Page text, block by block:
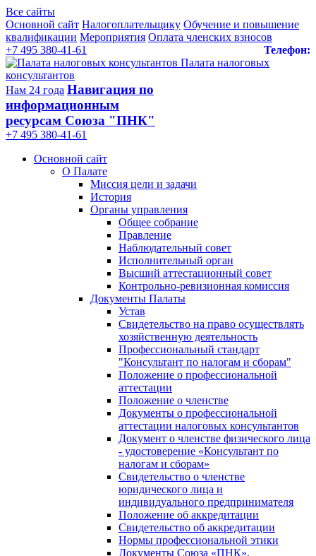
Все сайты
Основной сайт Налогоплательщику Обучение и повышение
квалификации Мероприятия Оплата членских взносов
Телефон:
+7 495 380-41-61
Палата налоговых
консультантов
Нам 24 года Навигация по
информационным
ресурсам Союза "ПНК"
+7 495 380‑41‑61
Основной сайт
О Палате
Миссия цели и задачи
История
Органы управления
Общее собрание
Правление
Наблюдательный совет
Исполнительный орган
Высший аттестационный совет
Контрольно-ревизионная комиссия
Документы Палаты
Устав
Свидетельство на право осуществлять
хозяйственную деятельность
Профессиональный стандарт
"Консультант по налогам и сборам"
Положение о профессиональной
аттестации
Положение о членстве
Документы о профессиональной
аттестации налоговых консультантов
Документ о членстве физического лица
- удостоверение «Консультант по
налогам и сборам»
Свидетельство о членстве
юридического лица и
индивидуального предпринимателя
Положение об аккредитации
Свидетельство об аккредитации
Нормы профессиональной этики
Документы Союза «ПНК»,